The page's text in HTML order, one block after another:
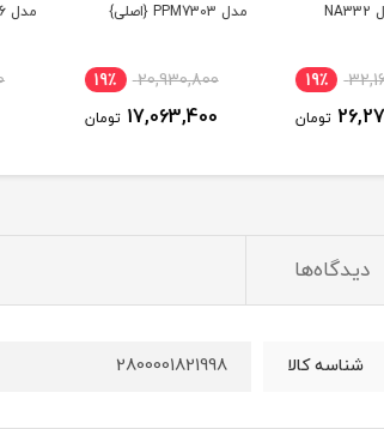
مدل PPM7303 {اصلی}
20,930,800 19٪
17,063,400 تومان
مدل PPM3306 {اصلی}
13,470,900
10,117,500
دیدگاه‌ها
شناسه کالا 2800001821998